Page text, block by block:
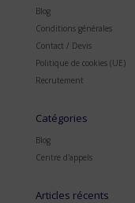
Blog
Conditions générales
Contact / Devis
Politique de cookies (UE)
Recrutement
Catégories
Blog
Centre d'appels
Articles récents